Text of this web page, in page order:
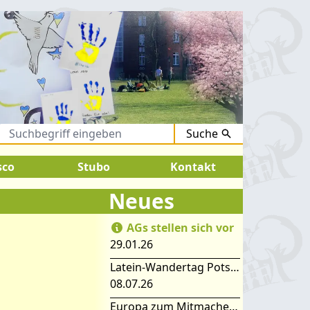
Suche
2026: SOMMERFERIEN !
Stubo Kontakt
Neues
AGs stellen sich vor
29.01.26
Latein-Wandertag Potsdam
08.07.26
Europa zum Mitmachen – SIMEP 2026 in Stubice